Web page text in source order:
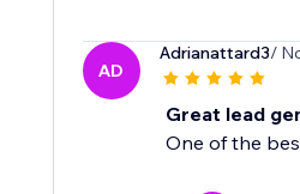
AD
Adrianattard3/
Great lead
One of the